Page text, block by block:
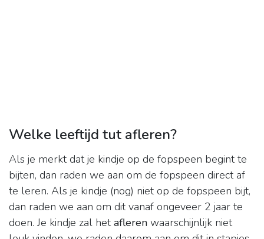
Welke leeftijd tut afleren?
Als je merkt dat je kindje op de fopspeen begint te
bijten, dan raden we aan om de fopspeen direct af
te leren. Als je kindje (nog) niet op de fopspeen bijt,
dan raden we aan om dit vanaf ongeveer 2 jaar te
doen. Je kindje zal hetafleren waarschijnlijk niet